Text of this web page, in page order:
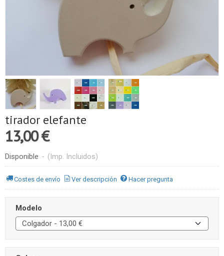
tirador elefante
13,00 €
Disponible - (Imp. Incluidos)
Costes de envío Ver descripción Hacer pregunta
Modelo